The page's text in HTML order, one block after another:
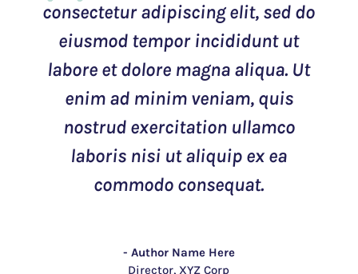
consectetur adipiscing elit, sed do
eiusmod tempor incididunt ut
labore et dolore magna aliqua. Ut
enim ad minim veniam, quis
nostrud exercitation ullamco
laboris nisi ut aliquip ex ea
commodo consequat.
- Author Name Here
Director, XYZ Corp